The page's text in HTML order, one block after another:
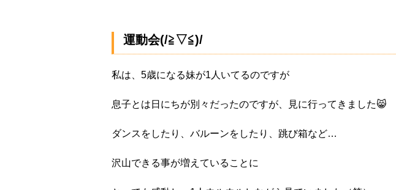
運動会(/≧▽≦)/
私は、5歳になる妹が1人いてるのですが
息子とは日にちが別々だったのですが、見に行ってきました😸
ダンスをしたり、バルーンをしたり、跳び箱など…
沢山できる事が増えていることに